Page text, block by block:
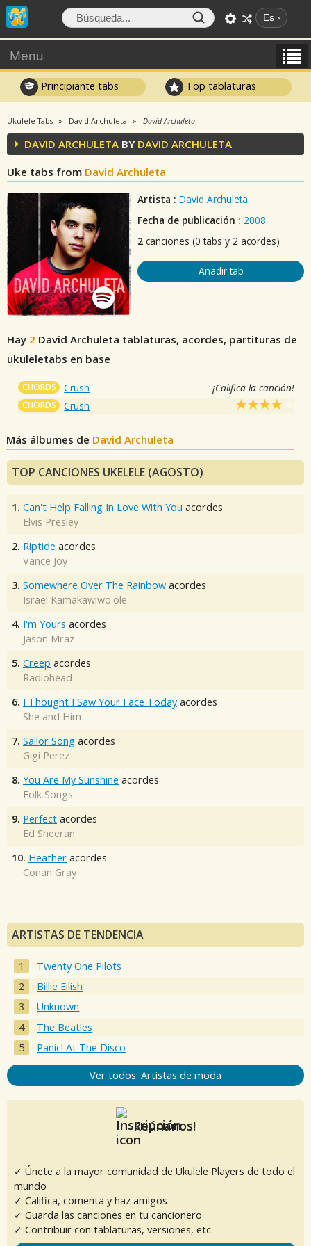
Es
Menu
Principiante tabs Top tablaturas
Ukulele Tabs David Archuleta David Archuleta
DAVID ARCHULETA BY DAVID ARCHULETA
Uke tabs from David Archuleta
Artista : David Archuleta
Fecha de publicación : 2008
2 canciones (0 tabs y 2 acordes)
Añadir tab
Hay 2 David Archuleta tablaturas, acordes, partituras de
ukuleletabs en base
CHORDS Crush ¡Califica la canción!
CHORDS Crush
Más álbumes de David Archuleta
TOP CANCIONES UKELELE (AGOSTO)
1. Can't Help Falling In Love With You acordes
Elvis Presley
2. Riptide acordes
Vance Joy
3. Somewhere Over The Rainbow acordes
Israel Kamakawiwo'ole
4. I'm Yours acordes
Jason Mraz
5. Creep acordes
Radiohead
6. I Thought I Saw Your Face Today acordes
She and Him
7. Sailor Song acordes
Gigi Perez
8. You Are My Sunshine acordes
Folk Songs
9. Perfect acordes
Ed Sheeran
10. Heather acordes
Conan Gray
ARTISTAS DE TENDENCIA
Twenty One Pilots
Billie Eilish
Unknown
The Beatles
Panic! At The Disco
Ver todos: Artistas de moda
Reúnanos!
✓ Únete a la mayor comunidad de Ukulele Players de todo el
mundo
✓ Califica, comenta y haz amigos
✓ Guarda las canciones en tu cancionero
✓ Contribuir con tablaturas, versiones, etc.